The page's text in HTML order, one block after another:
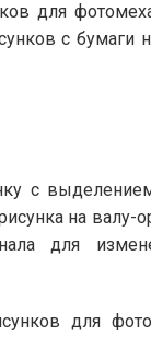
для
с
с
на валу-
для
для